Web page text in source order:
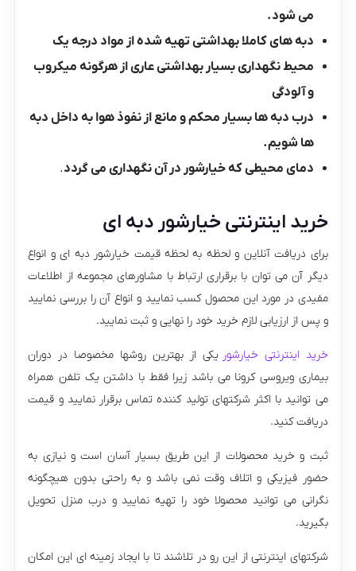
می شود.
دبه های کاملا بهداشتی تهیه شده از مواد درجه یک
محیط نگهداری بسیار بهداشتی عاری از هرگونه میکروب
و آلودگی
درب دبه ها بسیار محکم و مانع از نفوذ هوا به داخل دبه
ها شویم.
دمای محیطی که خیارشور در آن نگهداری می گردد.
خرید اینترنتی خیارشور دبه ای
برای دریافت آنلاین و لحظه به لحظه قیمت خیارشور دبه ای و انواع
دیگر آن می توان با برقراری ارتباط با مشاورهای مجموعه از اطلاعات
مفیدی در مورد این محصول کسب نمایید و انواع آن را بررسی نمایید
و پس از ارزیابی لازم خرید خود را نهایی و ثبت نمایید.
خرید اینترنتی خیارشور یکی از بهترین روشها مخصوصا در دوران
بیماری ویروسی کرونا می باشد زیرا فقط با داشتن یک تلفن همراه
می توانید با اکثر شرکتهای تولید کننده تماس برقرار نمایید و قیمت
دریافت کنید.
ثبت و خرید محصولات از این طریق بسیار آسان است و نیازی به
حضور فیزیکی و اتلاف وقت نمی باشد و به راحتی بدون هیچگونه
نگرانی می توانید محصولا خود را تهیه نمایید و درب منزل تحویل
بگیرید.
شرکتهای اینترنتی از این رو در تلاشند تا با ایجاد زمینه ای این امکان